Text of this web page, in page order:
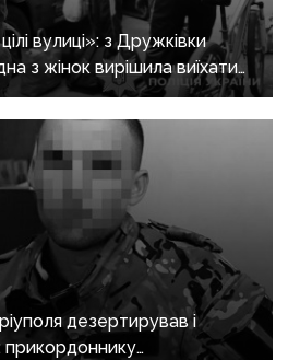
вулиці»: з Дружківки
з жінок вирішила виїхати
дезертирував і
прикордоннику